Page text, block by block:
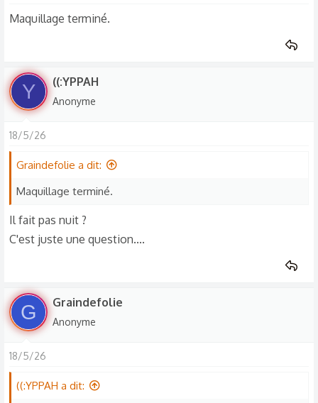
Maquillage terminé.
Y ((:YPPAH
Anonyme
18/5/26
Graindefolie a dit:
Maquillage terminé.
Il fait pas nuit ?
C'est juste une question....
G Graindefolie
Anonyme
18/5/26
((:YPPAH a dit: